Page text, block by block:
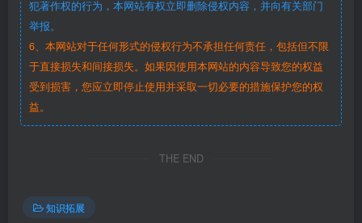
犯著作权的行为，本网站有权立即删除侵权内容，并向有关部门
举报。
6、本网站对于任何形式的侵权行为不承担任何责任，包括但不限
于直接损失和间接损失。如果因使用本网站的内容导致您的权益
受到损害，您应立即停止使用并采取一切必要的措施保护您的权
益。
THE END
知识拓展